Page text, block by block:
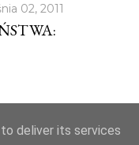
02, 2011
deliver its services